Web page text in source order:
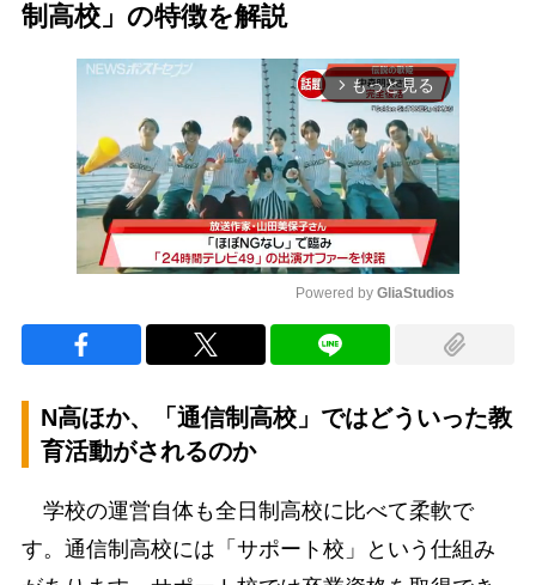
制高校」の特徴を解説
arrow_forward_ios もっと見る
Powered by GliaStudios
N高ほか、「通信制高校」ではどういった教
育活動がされるのか
学校の運営自体も全日制高校に比べて柔軟で
す。通信制高校には「サポート校」という仕組み